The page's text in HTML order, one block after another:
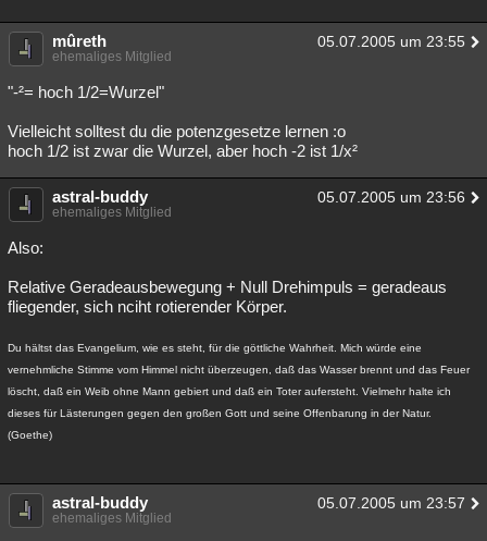
mûreth 05.07.2005 um 23:55
ehemaliges Mitglied
"-²= hoch 1/2=Wurzel"
Vielleicht solltest du die potenzgesetze lernen :o
hoch 1/2 ist zwar die Wurzel, aber hoch -2 ist 1/x²
astral-buddy 05.07.2005 um 23:56
ehemaliges Mitglied
Also:
Relative Geradeausbewegung + Null Drehimpuls = geradeaus
fliegender, sich nciht rotierender Körper.
Du hältst das Evangelium, wie es steht, für die göttliche Wahrheit. Mich würde eine
vernehmliche Stimme vom Himmel nicht überzeugen, daß das Wasser brennt und das Feuer
löscht, daß ein Weib ohne Mann gebiert und daß ein Toter aufersteht. Vielmehr halte ich
dieses für Lästerungen gegen den großen Gott und seine Offenbarung in der Natur.
(Goethe)
astral-buddy 05.07.2005 um 23:57
ehemaliges Mitglied